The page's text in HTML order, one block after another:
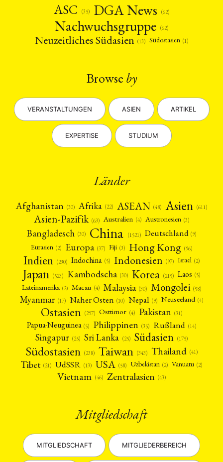
ASC
(35) DGA News (62)
Nachwuchsgruppe (62)
Neuzeitliches Südasien (13) Südostasien (1)
Browse by
VERANSTALTUNGEN ASIEN ARTIKEL
EXPERTISE STUDIUM
Länder
Afghanistan (30) Afrika (22) ASEAN (48) Asien (611)
Asien-Pazifik (63) Australien (4) Austronesien (3)
Bangladesch (30) China (1521) Deutschland (9)
Eurasien (2) Europa (37) Fiji (3) Hong Kong (96)
Indien (230) Indochina (5) Indonesien (97) Israel (2)
Japan (523) Kambodscha (30) Korea (215) Laos (5)
Lateinamerika (2) Macau (4) Malaysia (30) Mongolei (58)
Myanmar (17) Naher Osten (10) Nepal (9) Neuseeland (4)
Ostasien (297) Osttimor (4) Pakistan (31)
Papua-Neuguinea (5) Philippinen (35) Rußland (14)
Singapur (25) Sri Lanka (25) Südasien (175)
Südostasien (238) Taiwan (343) Thailand (41)
Tibet (21) UdSSR (13) USA (58) Uzbekistan (2) Vanuatu (2)
Vietnam (46) Zentralasien (43)
Mitgliedschaft
MITGLIEDSCHAFT MITGLIEDERBEREICH